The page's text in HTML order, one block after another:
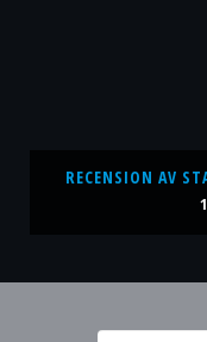
RECENSION AV